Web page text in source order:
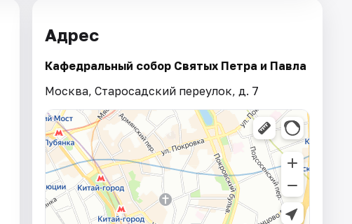
Адрес
Кафедральный собор Святых Петра и Павла
Москва, Старосадский переулок, д. 7